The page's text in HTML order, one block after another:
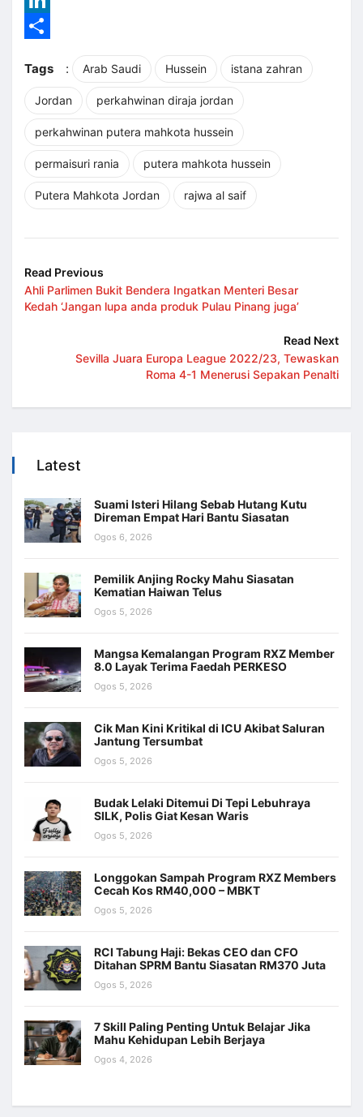
LinkedIn
Tags
: Arab Saudi Hussein istana zahran
Jordan perkahwinan diraja jordan
perkahwinan putera mahkota hussein
permaisuri rania putera mahkota hussein
Putera Mahkota Jordan rajwa al saif
Read Previous
Ahli Parlimen Bukit Bendera Ingatkan Menteri Besar
Kedah ‘Jangan lupa anda produk Pulau Pinang juga’
Read Next
Sevilla Juara Europa League 2022/23, Tewaskan
Roma 4-1 Menerusi Sepakan Penalti
Latest
Suami Isteri Hilang Sebab Hutang Kutu
Direman Empat Hari Bantu Siasatan
Ogos 6, 2026
Pemilik Anjing Rocky Mahu Siasatan
Kematian Haiwan Telus
Ogos 5, 2026
Mangsa Kemalangan Program RXZ Member
8.0 Layak Terima Faedah PERKESO
Ogos 5, 2026
Cik Man Kini Kritikal di ICU Akibat Saluran
Jantung Tersumbat
Ogos 5, 2026
Budak Lelaki Ditemui Di Tepi Lebuhraya
SILK, Polis Giat Kesan Waris
Ogos 5, 2026
Longgokan Sampah Program RXZ Members
Cecah Kos RM40,000 – MBKT
Ogos 5, 2026
RCI Tabung Haji: Bekas CEO dan CFO
Ditahan SPRM Bantu Siasatan RM370 Juta
Ogos 5, 2026
7 Skill Paling Penting Untuk Belajar Jika
Mahu Kehidupan Lebih Berjaya
Ogos 4, 2026